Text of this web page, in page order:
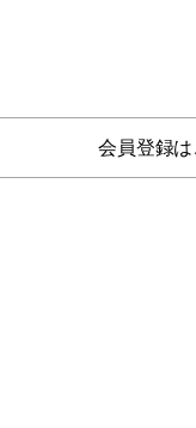
会員登録